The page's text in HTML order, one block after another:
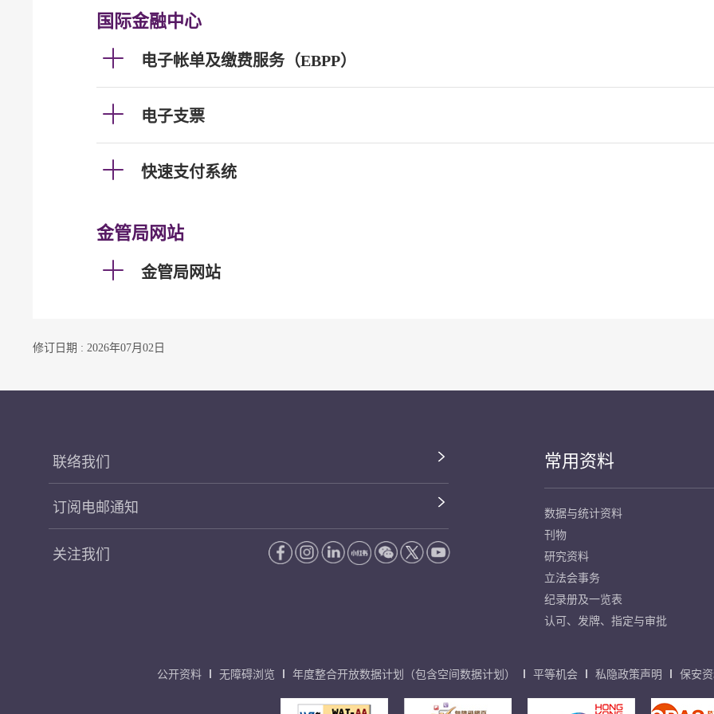
国际金融中心
电子帐单及缴费服务（EBPP）
电子支票
快速支付系统
金管局网站
金管局网站
修订日期 : 2026年07月02日
联络我们
订阅电邮通知
关注我们
常用资料
数据与统计资料
刊物
研究资料
立法会事务
纪录册及一览表
认可、发牌、指定与审批
公开资料 无障碍浏览 年度整合开放数据计划（包含空间数据计划） 平等机会 私隐政策声明 保安